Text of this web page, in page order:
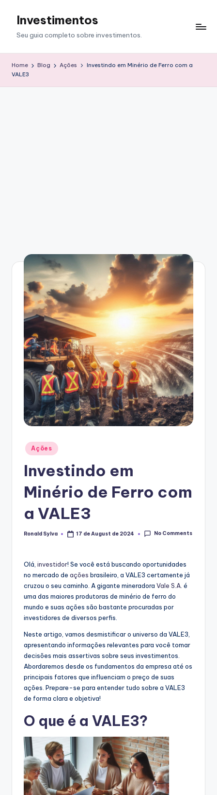
Investimentos
Seu guia completo sobre investimentos.
Home Blog Ações
Investindo em Minério de Ferro com a
VALE3
Posted
in
Ações
Investindo em
Minério de Ferro com
a VALE3
Posted
Ronald Sylva 17 de August de 2024 No Comments
Olá, investidor! Se você está buscando oportunidades
no mercado de ações brasileiro, a VALE3 certamente já
cruzou o seu caminho. A gigante mineradora Vale S.A. é
uma das maiores produtoras de minério de ferro do
mundo e suas ações são bastante procuradas por
investidores de diversos perfis.
Neste artigo, vamos desmistificar o universo da VALE3,
apresentando informações relevantes para você tomar
decisões mais assertivas sobre seus investimentos.
Abordaremos desde os fundamentos da empresa até os
principais fatores que influenciam o preço de suas
ações. Prepare-se para entender tudo sobre a VALE3
de forma clara e objetiva!
O que é a VALE3?